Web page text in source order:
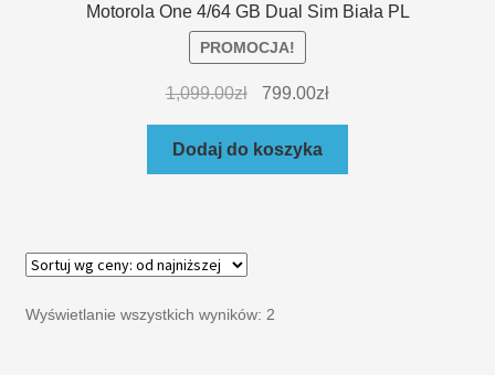
Motorola One 4/64 GB Dual Sim Biała PL
PROMOCJA!
1,099.00zł 799.00zł
Dodaj do koszyka
Wyświetlanie wszystkich wyników: 2